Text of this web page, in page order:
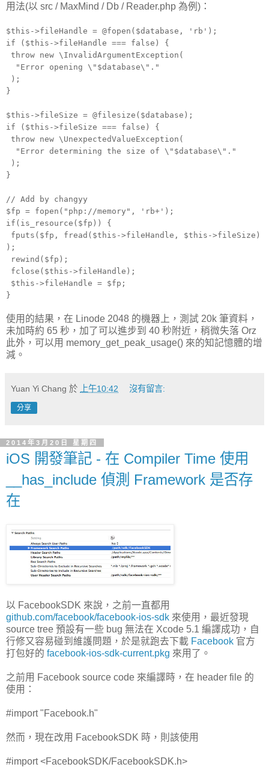
用法(以 src / MaxMind / Db / Reader.php 為例)：
$this->fileHandle = @fopen($database, 'rb');
if ($this->fileHandle === false) {
throw new \InvalidArgumentException(
"Error opening \"$database\"."
);
}
$this->fileSize = @filesize($database);
if ($this->fileSize === false) {
throw new \UnexpectedValueException(
"Error determining the size of \"$database\"."
);
}
// Add by changyy
$fp = fopen("php://memory", 'rb+');
if(is_resource($fp)) {
fputs($fp, fread($this->fileHandle, $this->fileSize)
);
rewind($fp);
fclose($this->fileHandle);
$this->fileHandle = $fp;
}
使用的結果，在 Linode 2048 的機器上，測試 20k 筆資料，
未加時約 65 秒，加了可以進步到 40 秒附近，稍微失落 Orz
此外，可以用 memory_get_peak_usage() 來的知記憶體的增
減。
Yuan Yi Chang 於 上午10:42 沒有留言:
分享
2014年3月20日 星期四
iOS 開發筆記 - 在 Compiler Time 使用
__has_include 偵測 Framework 是否存
在
以 FacebookSDK 來說，之前一直都用
github.com/facebook/facebook-ios-sdk 來使用，最近發現
source tree 預設有一些 bug 無法在 Xcode 5.1 編譯成功，自
行修又容易碰到維護問題，於是就跑去下載 Facebook 官方
打包好的 facebook-ios-sdk-current.pkg 來用了。
之前用 Facebook source code 來編譯時，在 header file 的
使用：
#import "Facebook.h"
然而，現在改用 FacebookSDK 時，則該使用
#import <FacebookSDK/FacebookSDK.h>